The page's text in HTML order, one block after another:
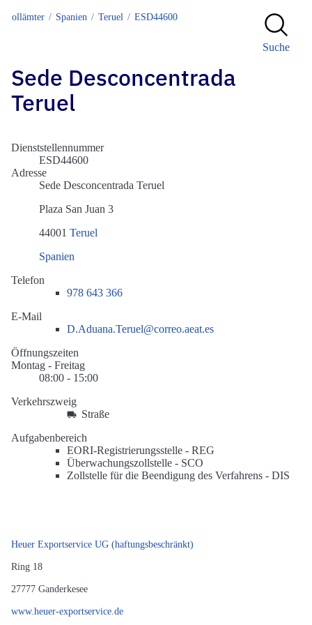
Zollämter Spanien Teruel ESD44600
Suche
Sede Desconcentrada
Teruel
Dienststellennummer
ESD44600
Adresse
Sede Desconcentrada Teruel
Plaza San Juan 3
44001 Teruel
Spanien
Telefon
978 643 366
E-Mail
D.Aduana.Teruel@correo.aeat.es
Öffnungszeiten
Montag - Freitag
08:00 - 15:00
Verkehrszweig
Straße
Aufgabenbereich
EORI-Registrierungsstelle - REG
Überwachungszollstelle - SCO
Zollstelle für die Beendigung des Verfahrens - DIS
Heuer Exportservice UG (haftungsbeschränkt)
Ring 18
27777 Ganderkesee
www.heuer-exportservice.de